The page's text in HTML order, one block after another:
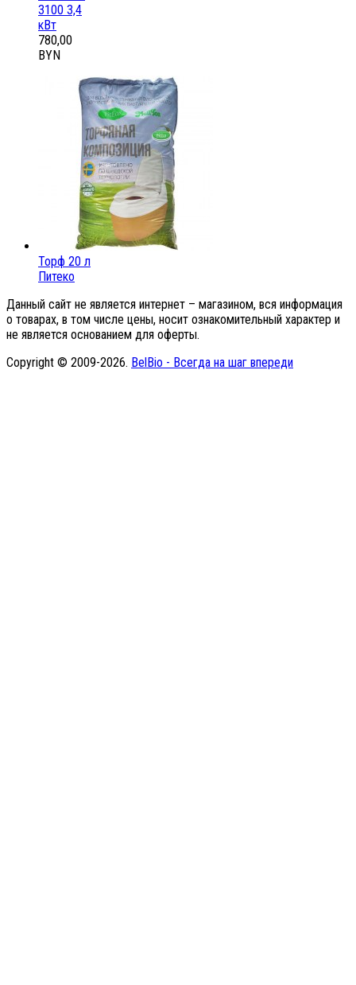
3100 3,4
кВт
780,00
BYN
Торф 20 л
Питеко
Данный сайт не является интернет – магазином, вся информация
о товарах, в том числе цены, носит ознакомительный характер и
не является основанием для оферты.
Copyright © 2009-2026. BelBio - Всегда на шаг впереди